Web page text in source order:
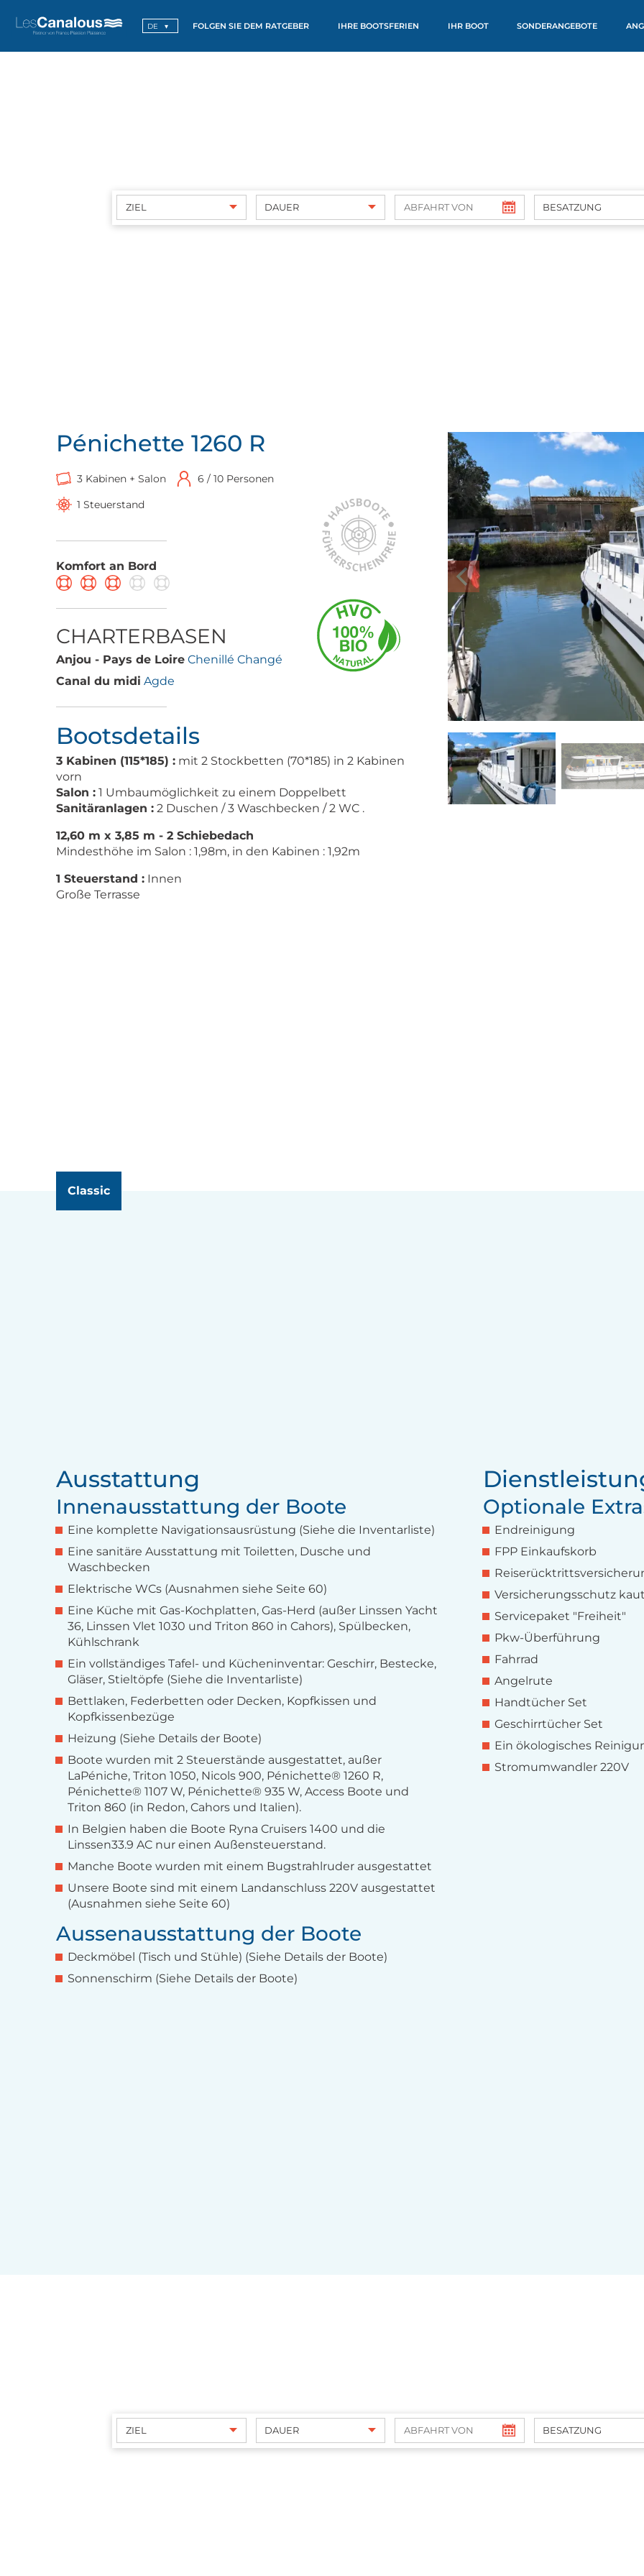
DE FOLGEN SIE DEM RATGEBER IHRE BOOTSFERIEN IHR BOOT SONDERANGEBOTE
BESATZUNG
Pénichette 1260 R
3 Kabinen + Salon 6 / 10 Personen
1 Steuerstand
Komfort an Bord
CHARTERBASEN
Anjou - Pays de Loire Chenillé Changé
Canal du midi Agde
Bootsdetails
3 Kabinen (115*185) :mit 2 Stockbetten (70*185) in 2 Kabinen
vorn
Salon :1 Umbaumöglichkeit zu einem Doppelbett
Sanitäranlagen :2 Duschen / 3 Waschbecken / 2 WC .
12,60 m x 3,85 m - 2 Schiebedach
Mindesthöhe im Salon : 1,98m, in den Kabinen : 1,92m
1 Steuerstand :Innen
Große Terrasse
Classic
Ausstattung
Innenausstattung der Boote
Eine komplette Navigationsausrüstung (Siehe die Inventarliste)
Eine sanitäre Ausstattung mit Toiletten, Dusche und
Waschbecken
Elektrische WCs (Ausnahmen siehe Seite 60)
Eine Küche mit Gas-Kochplatten, Gas-Herd (außer Linssen Yacht
36, Linssen Vlet 1030 und Triton 860 in Cahors), Spülbecken,
Kühlschrank
Ein vollständiges Tafel- und Kücheninventar: Geschirr, Bestecke,
Gläser, Stieltöpfe (Siehe die Inventarliste)
Bettlaken, Federbetten oder Decken, Kopfkissen und
Kopfkissenbezüge
Heizung (Siehe Details der Boote)
Boote wurden mit 2 Steuerstände ausgestattet, außer
LaPéniche, Triton 1050, Nicols 900, Pénichette® 1260 R,
Pénichette® 1107 W, Pénichette® 935 W, Access Boote und
Triton 860 (in Redon, Cahors und Italien).
In Belgien haben die Boote Ryna Cruisers 1400 und die
Linssen33.9 AC nur einen Außensteuerstand.
Manche Boote wurden mit einem Bugstrahlruder ausgestattet
Unsere Boote sind mit einem Landanschluss 220V ausgestattet
(Ausnahmen siehe Seite 60)
Aussenausstattung der Boote
Deckmöbel (Tisch und Stühle) (Siehe Details der Boote)
Sonnenschirm (Siehe Details der Boote)
Optionale
Endreinigung
FPP Einkaufskorb
Versicherungsschutz
Servicepaket "Freiheit"
Pkw-Überführung
Fahrrad
Angelrute
Handtücher Set
Geschirrtücher Set
Ein ökologisches
Stromumwandler 220V
BESATZUNG